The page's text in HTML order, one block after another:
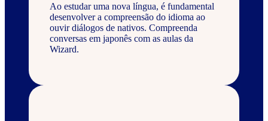
Ao estudar uma nova língua, é fundamental
desenvolver a compreensão do idioma ao
ouvir diálogos de nativos. Compreenda
conversas em japonês com as aulas da
Wizard.